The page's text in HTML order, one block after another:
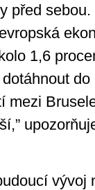
před
1,6
mezi
vývoj